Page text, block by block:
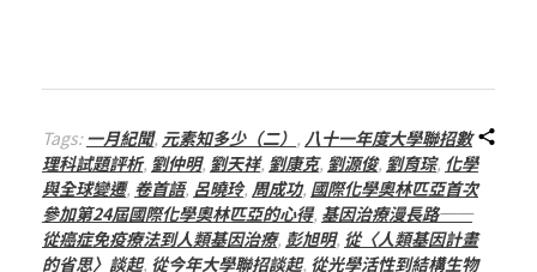
期
Tags:一月紀聞, 元素知多少（二） , 八十一年度大學聯招數
理科試題評析, 劉仲明, 劉天祥, 劉康克, 劉源俊, 劉育琮, 化學
與全球變遷, 卷首語, 呂曉玲, 周成功, 國際化學奧林匹亞首次
參加第24屆國際化學奧林匹亞的心得, 基因治療漫長路──
從癌症免疫療法到人類基因治療, 彭旭明, 從〈人類基因計畫
的省思〉談起, 從今年大學聯招談起, 從光學活性到結構生物